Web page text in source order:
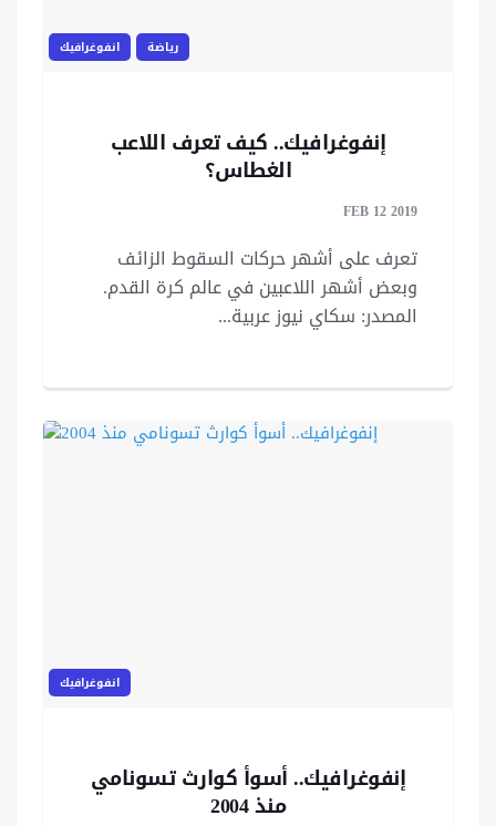
انفوغرافيك رياضة
إنفوغرافيك.. كيف تعرف اللاعب
الغطاس؟
FEB 12 2019
تعرف على أشهر حركات السقوط الزائف
وبعض أشهر اللاعبين في عالم كرة القدم.
المصدر: سكاي نيوز عربية...
انفوغرافيك
إنفوغرافيك.. أسوأ كوارث تسونامي
منذ 2004